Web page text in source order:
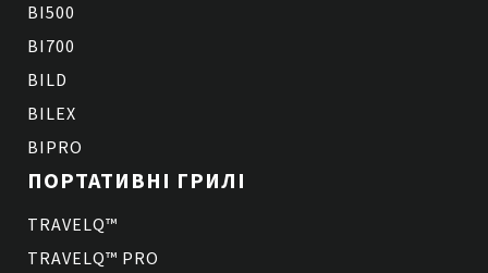
BI500
BI700
BILD
BILEX
BIPRO
ПОРТАТИВНІ ГРИЛІ
TRAVELQ™
TRAVELQ™ PRO